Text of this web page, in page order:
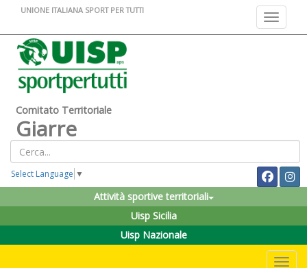
Toggle
UNIONE ITALIANA SPORT PER TUTTI
Comitato Territoriale
Giarre
Select Language ▼
Attività sportive territoriali
Uisp Sicilia
Uisp Nazionale